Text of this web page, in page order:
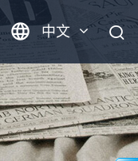
中文
英语